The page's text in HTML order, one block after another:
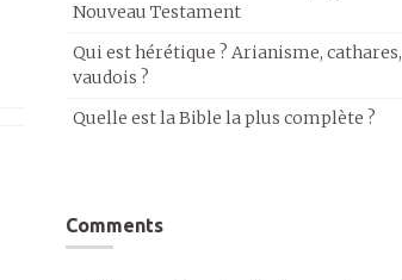
Nouveau Testament
Qui est hérétique ? Arianisme, cathares,
vaudois ?
Quelle est la Bible la plus complète ?
Comments